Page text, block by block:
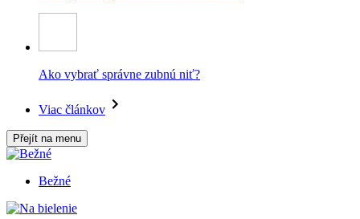
Ako vybrať správne zubnú niť?
Viac článkov
Přejít na menu
Bežné